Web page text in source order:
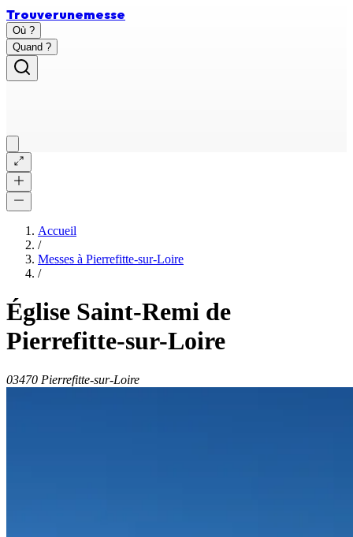
Trouverunemesse
Où ?
Quand ?
Accueil
/
Messes à Pierrefitte-sur-Loire
/
Église Saint-Remi de
Pierrefitte-sur-Loire
03470 Pierrefitte-sur-Loire